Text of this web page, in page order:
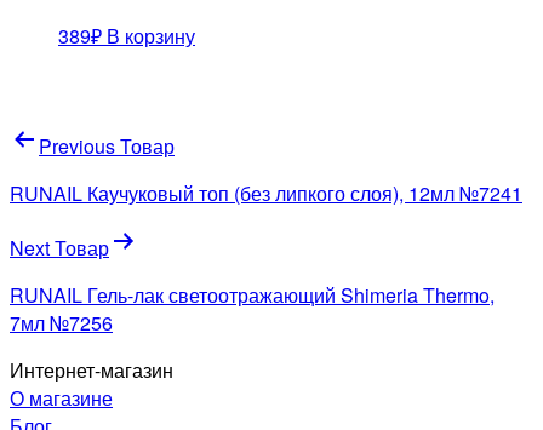
389₽ В корзину
Навигация
по
записям
Previous Товар
RUNAIL Каучуковый топ (без липкого слоя), 12мл №7241
Next Товар
RUNAIL Гель-лак светоотражающий Shimeria Thermo,
7мл №7256
Интернет-магазин
О магазине